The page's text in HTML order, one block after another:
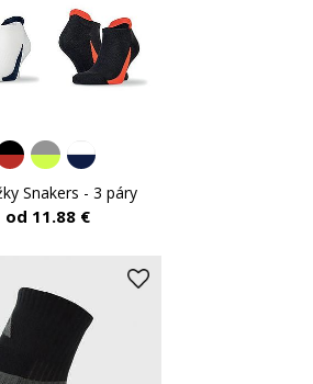
Snakers - 3 páry
od 11.88 €